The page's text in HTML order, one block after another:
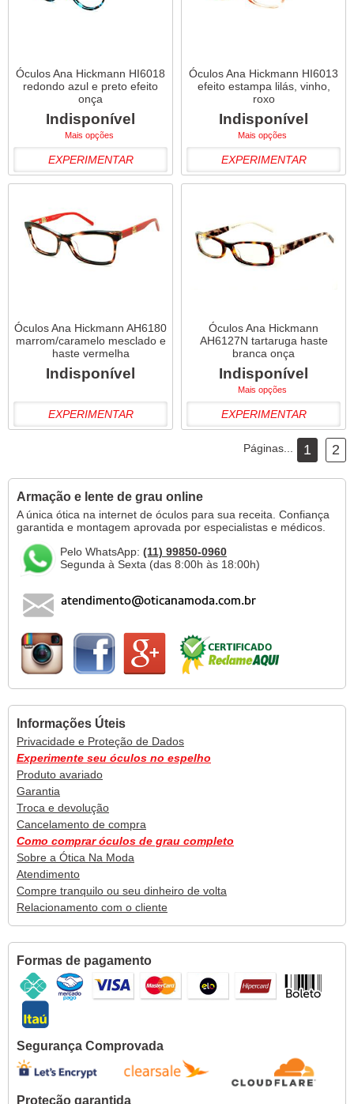
Óculos Ana Hickmann HI6018
redondo azul e preto efeito
onça
Indisponível
Mais opções
EXPERIMENTAR
Óculos Ana Hickmann HI6013
efeito estampa lilás, vinho,
roxo
Indisponível
Mais opções
EXPERIMENTAR
Óculos Ana Hickmann AH6180
marrom/caramelo mesclado e
haste vermelha
Indisponível
EXPERIMENTAR
Óculos Ana Hickmann
AH6127N tartaruga haste
branca onça
Indisponível
Mais opções
EXPERIMENTAR
Páginas... 1 2
Armação e lente de grau online
A única ótica na internet de óculos para sua receita. Confiança
garantida e montagem aprovada por especialistas e médicos.
Pelo WhatsApp: (11) 99850-0960
Segunda à Sexta (das 8:00h às 18:00h)
Informações Úteis
Privacidade e Proteção de Dados
Experimente seu óculos no espelho
Produto avariado
Garantia
Troca e devolução
Cancelamento de compra
Como comprar óculos de grau completo
Sobre a Ótica Na Moda
Atendimento
Compre tranquilo ou seu dinheiro de volta
Relacionamento com o cliente
Formas de pagamento
Segurança Comprovada
Proteção garantida